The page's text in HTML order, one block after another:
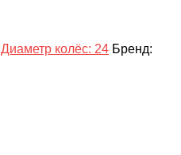
Диаметр колёс: 24 Бренд: